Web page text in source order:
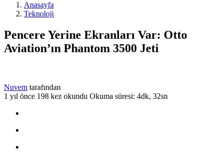
Anasayfa
Teknoloji
Pencere Yerine Ekranları Var: Otto
Aviation’ın Phantom 3500 Jeti
Nuvem tarafından
1 yıl önce 198 kez okundu Okuma süresi: 4dk, 32sn